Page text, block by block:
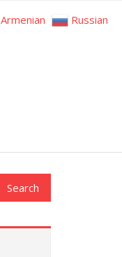
Armenian Russian